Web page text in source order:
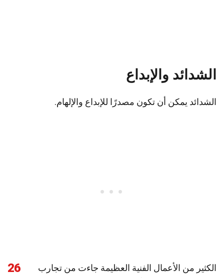
الشدائد والإبداع
الشدائد يمكن أن تكون مصدرًا للإبداع والإلهام.
26
الكثير من الأعمال الفنية العظيمة جاءت من تجارب